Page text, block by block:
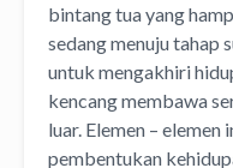
bintang tua yang
sedang menuju tahap
untuk mengakhiri
kencang membawa
luar. Elemen – elemen
pembentukan